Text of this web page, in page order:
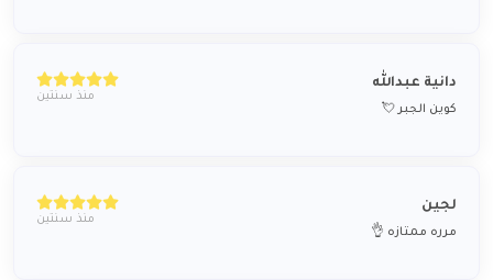
دانية عبدالله
كوين الجبر 💘
منذ سنتين
لجين
مرره ممتازه 👌
منذ سنتين